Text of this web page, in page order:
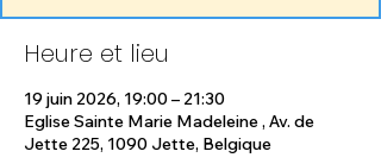
Heure et lieu
19 juin 2026, 19:00 – 21:30
Eglise Sainte Marie Madeleine , Av. de
Jette 225, 1090 Jette, Belgique